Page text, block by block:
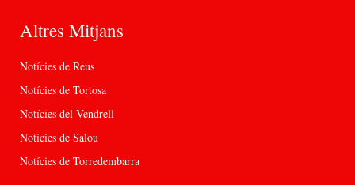
Altres Mitjans
Notícies de Reus
Notícies de Tortosa
Notícies del Vendrell
Notícies de Salou
Notícies de Torredembarra